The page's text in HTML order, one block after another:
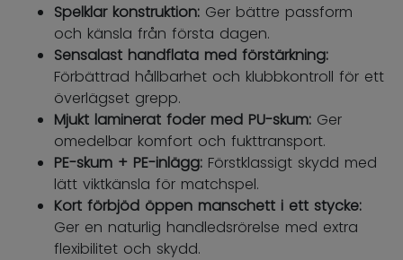
Spelklar konstruktion: Ger bättre passform
och känsla från första dagen.
Sensalast handflata med förstärkning:
Förbättrad hållbarhet och klubbkontroll för ett
överlägset grepp.
Mjukt laminerat foder med PU-skum: Ger
omedelbar komfort och fukttransport.
PE-skum + PE-inlägg: Förstklassigt skydd med
lätt viktkänsla för matchspel.
Kort förbjöd öppen manschett i ett stycke:
Ger en naturlig handledsrörelse med extra
flexibilitet och skydd.